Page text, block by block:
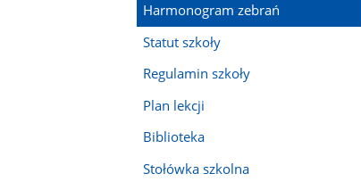
Harmonogram zebrań
Statut szkoły
Regulamin szkoły
Plan lekcji
Biblioteka
Stołówka szkolna